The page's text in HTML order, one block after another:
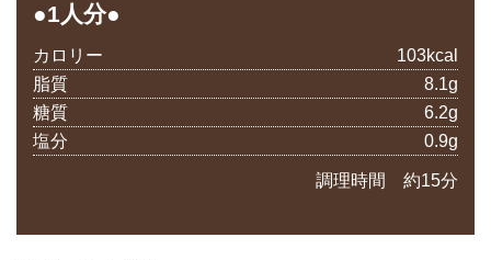
●1人分●
カロリー
103kcal
脂質
8.1g
糖質
6.2g
塩分
0.9g
調理時間 約15分